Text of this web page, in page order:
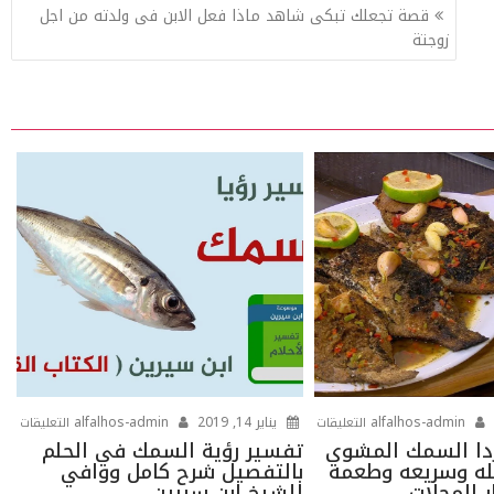
قصة تجعلك تبكى شاهد ماذا فعل الابن فى ولدته من اجل
زوجتة
يناير 14, 2019 التعليقات
تفسير رؤية السمك في الحلم
بالتفصيل شرح كامل ووافي
التعليقاتعلى
اعملى
انهاردا
السمك المشوي
وسريعه وطعمه